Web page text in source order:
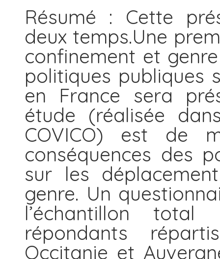
Résumé : Cette
deux temps.Une
confinement et
politiques publiques
en France sera
étude (réalisée
COVICO) est de
conséquences des
sur les
genre. Un
l’échantillon
répondants
Occitanie et